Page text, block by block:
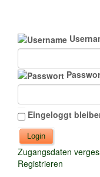
Eingeloggt
Zugangsdaten
Registrieren